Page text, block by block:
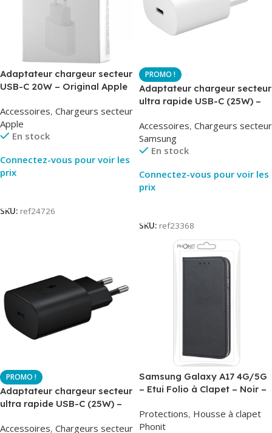
Adaptateur chargeur secteur
USB-C 20W – Original Apple
Original
Accessoires, Chargeurs secteur
Apple
En stock
Connectez-vous pour voir les
prix
SKU: ref24726
Adaptateur chargeur secteur
ultra rapide USB-C (25W) –
EP-TA800
Accessoires, Chargeurs secteur
Samsung
En stock
Connectez-vous pour voir les
prix
SKU: ref23368
Adaptateur chargeur secteur
ultra rapide USB-C (25W) –
TA800
Accessoires, Chargeurs secteur
Samsung Galaxy A17 4G/5G
– Etui Folio à Clapet – Noir –
Protections, Housse à clapet
Phonit